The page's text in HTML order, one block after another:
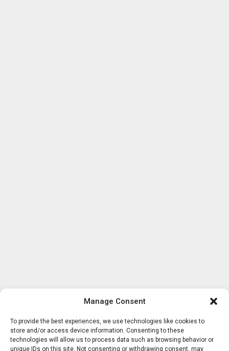
Manage Consent
To provide the best experiences, we use technologies like cookies to
store and/or access device information. Consenting to these
technologies will allow us to process data such as browsing behavior or
unique IDs on this site. Not consenting or withdrawing consent, may